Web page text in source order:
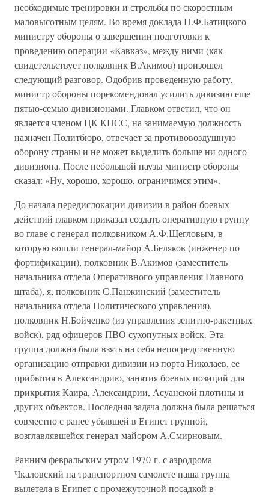
необходимые тренировки и стрельбы по скоростным
маловысотным целям. Во время доклада П.Ф.Батицкого
министру обороны о завершении подготовки к
проведению операции «Кавказ», между ними (как
свидетельствует полковник В.Акимов) произошел
следующий разговор. Одобрив проведенную работу,
министр обороны порекомендовал усилить дивизию еще
пятью-семью дивизионами. Главком ответил, что он
является членом ЦК КПСС, на занимаемую должность
назначен Политбюро, отвечает за противовоздушную
оборону страны и не может выделить больше ни одного
дивизиона. После небольшой паузы министр обороны
сказал: «Ну, хорошо, хорошо, ограничимся этим».
До начала передислокации дивизии в район боевых
действий главком приказал создать оперативную группу
во главе с генерал-полковником А.Ф.Щегловым, в
которую вошли генерал-майор А.Беляков (инженер по
фортификации), полковник В.Акимов (заместитель
начальника отдела Оперативного управления Главного
штаба), я, полковник С.Панжинский (заместитель
начальника отдела Политического управления),
полковник Н.Бойченко (из управления зенитно-ракетных
войск), ряд офицеров ПВО сухопутных войск. Эта
группа должна была взять на себя непосредственную
организацию отправки дивизии из порта Николаев, ее
прибытия в Александрию, занятия боевых позиций для
прикрытия Каира, Александрии, Асуанской плотины и
других объектов. Последняя задача должна была решаться
совместно с ранее убывшей в Египет группой,
возглавлявшейся генерал-майором А.Смирновым.
Ранним февральским утром 1970 г. с аэродрома
Чкаловский на транспортном самолете наша группа
вылетела в Египет с промежуточной посадкой в